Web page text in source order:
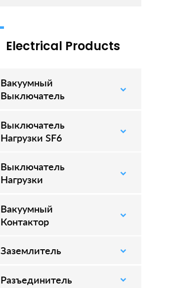
Electrical Products
Вакуумный
Выключатель
–
Выключатель
Нагрузки SF6
–
Выключатель
Нагрузки
–
Вакуумный
Контактор
–
Заземлитель
–
Разъединитель
–